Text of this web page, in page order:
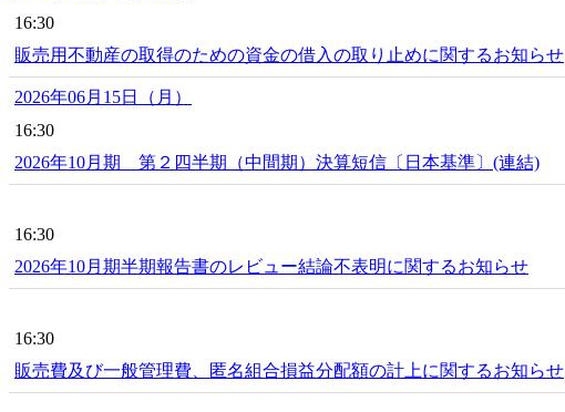
16:30
販売用不動産の取得のための資金の借入の取り止めに関するお知らせ
2026年06月15日（月）
16:30
2026年10月期 第２四半期（中間期）決算短信〔日本基準〕(連結)
16:30
2026年10月期半期報告書のレビュー結論不表明に関するお知らせ
16:30
販売費及び一般管理費、匿名組合損益分配額の計上に関するお知らせ